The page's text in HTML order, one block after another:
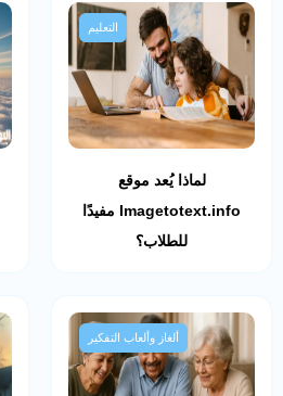
التعليم
لماذا يُعد موقع
Imagetotext.info مفيدًا
للطلاب؟
ألغاز وألعاب التفكير